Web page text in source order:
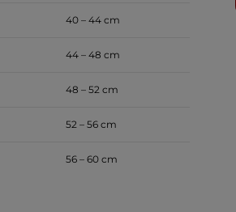
40 – 44 cm
44 – 48 cm
48 – 52 cm
52 – 56 cm
56 – 60 cm